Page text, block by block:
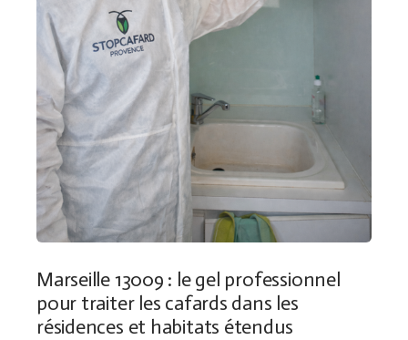
Marseille 13009 : le gel professionnel
pour traiter les cafards dans les
résidences et habitats étendus